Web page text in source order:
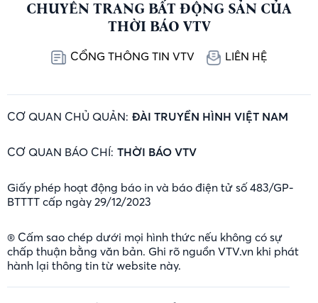
CHUYÊN TRANG BẤT ĐỘNG SẢN CỦA
THỜI BÁO VTV
CỔNG THÔNG TIN VTV LIÊN HỆ
CƠ QUAN CHỦ QUẢN: ĐÀI TRUYỀN HÌNH VIỆT NAM
CƠ QUAN BÁO CHÍ: THỜI BÁO VTV
Giấy phép hoạt động báo in và báo điện tử số 483/GP-
BTTTT cấp ngày 29/12/2023
® Cấm sao chép dưới mọi hình thức nếu không có sự
chấp thuận bằng văn bản. Ghi rõ nguồn VTV.vn khi phát
hành lại thông tin từ website này.